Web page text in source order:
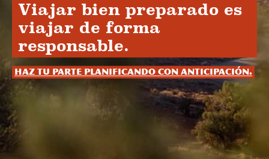
Viajar bien preparado es
viajar de forma
responsable.
Haz tu parte planificando con anticipación.